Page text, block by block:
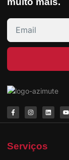
Serviços